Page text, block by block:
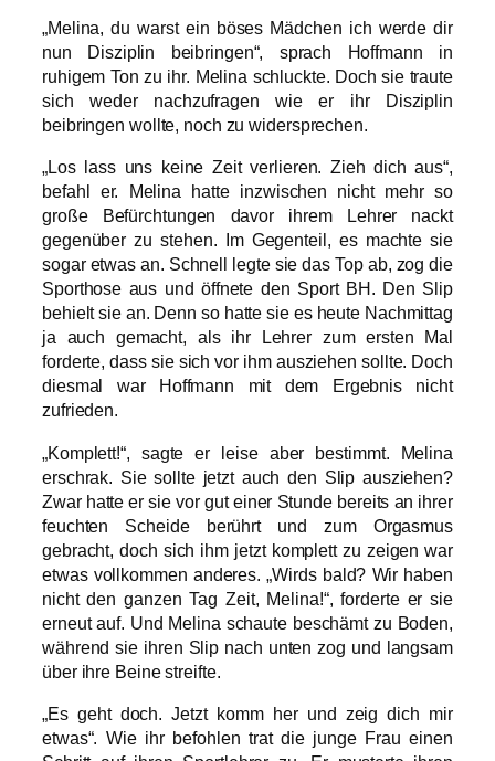
„Melina, du warst ein böses Mädchen ich werde dir
nun Disziplin beibringen“, sprach Hoffmann in
ruhigem Ton zu ihr. Melina schluckte. Doch sie traute
sich weder nachzufragen wie er ihr Disziplin
beibringen wollte, noch zu widersprechen.
„Los lass uns keine Zeit verlieren. Zieh dich aus“,
befahl er. Melina hatte inzwischen nicht mehr so
große Befürchtungen davor ihrem Lehrer nackt
gegenüber zu stehen. Im Gegenteil, es machte sie
sogar etwas an. Schnell legte sie das Top ab, zog die
Sporthose aus und öffnete den Sport BH. Den Slip
behielt sie an. Denn so hatte sie es heute Nachmittag
ja auch gemacht, als ihr Lehrer zum ersten Mal
forderte, dass sie sich vor ihm ausziehen sollte. Doch
diesmal war Hoffmann mit dem Ergebnis nicht
zufrieden.
„Komplett!“, sagte er leise aber bestimmt. Melina
erschrak. Sie sollte jetzt auch den Slip ausziehen?
Zwar hatte er sie vor gut einer Stunde bereits an ihrer
feuchten Scheide berührt und zum Orgasmus
gebracht, doch sich ihm jetzt komplett zu zeigen war
etwas vollkommen anderes. „Wirds bald? Wir haben
nicht den ganzen Tag Zeit, Melina!“, forderte er sie
erneut auf. Und Melina schaute beschämt zu Boden,
während sie ihren Slip nach unten zog und langsam
über ihre Beine streifte.
„Es geht doch. Jetzt komm her und zeig dich mir
etwas“. Wie ihr befohlen trat die junge Frau einen